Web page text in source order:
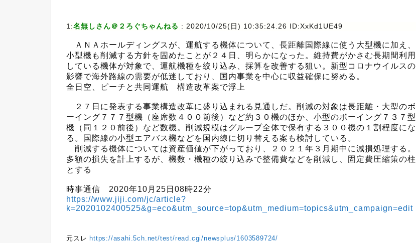
1:名無しさん＠２ろぐちゃんねる : 2020/10/25(日) 10:35:24.26 ID:XxKd1UE49
ＡＮＡホールディングスが、運航する機体について、長距離国際線に使う大型機に加え、
小型機も削減する方針を固めたことが２４日、明らかになった。維持費がかさむ長期間利用
している機体が対象で、運航機種を絞り込み、採算を改善する狙い。新型コロナウイルスの
影響で海外路線の需要が低迷しており、国内事業を中心に収益確保に努める。
全日空、ピーチと共同運航 構造改革案で浮上
２７日に発表する事業構造改革に盛り込まれる見通しだ。削減の対象は長距離・大型のボ
ーイング７７７型機（座席数４００前後）など約３０機のほか、小型のボーイング７３７型
機（同１２０前後）など数機。削減規模はグループ全体で保有する３００機の１割程度にな
る。国際線の小型エアバス機などを国内線に切り替える案も検討している。
削減する機体については資産価値が下がっており、２０２１年３月期中に減損処理する。
多額の損失を計上するが、機数・機種の絞り込みで整備費などを削減し、固定費圧縮策の柱
とする
時事通信 2020年10月25日08時22分
https://www.jiji.com/jc/article?
k=2020102400525&g=eco&utm_source=top&utm_medium=topics&utm_campaign=edit
元スレ https://asahi.5ch.net/test/read.cgi/newsplus/1603589724/